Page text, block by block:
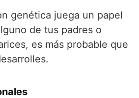
genética juega un papel
de tus padres o
es más probable que